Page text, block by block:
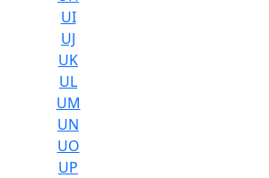
UI
UJ
UK
UL
UM
UN
UO
UP